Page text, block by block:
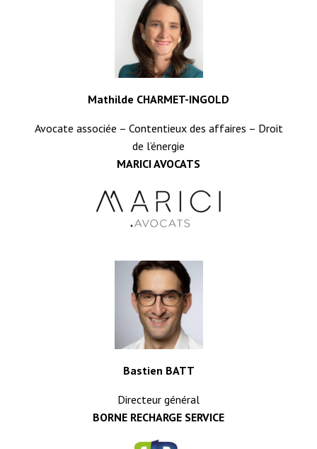
Mathilde CHARMET-INGOLD
Avocate associée – Contentieux des affaires – Droit
de l’énergie
MARICI AVOCATS
Bastien BATT
Directeur général
BORNE RECHARGE SERVICE